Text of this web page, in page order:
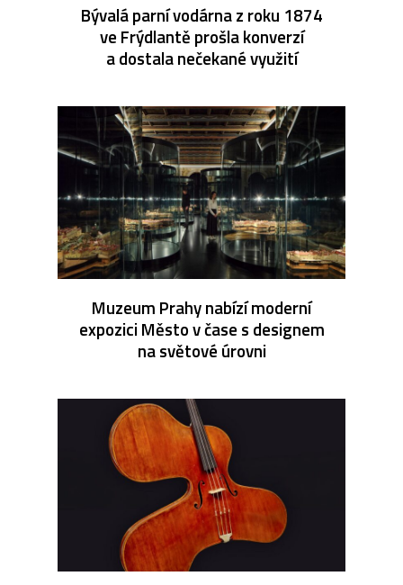
Bývalá parní vodárna z roku 1874
ve Frýdlantě prošla konverzí
a dostala nečekané využití
Muzeum Prahy nabízí moderní
expozici Město v čase s designem
na světové úrovni